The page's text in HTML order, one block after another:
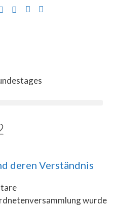
deren Verständnis
wurde